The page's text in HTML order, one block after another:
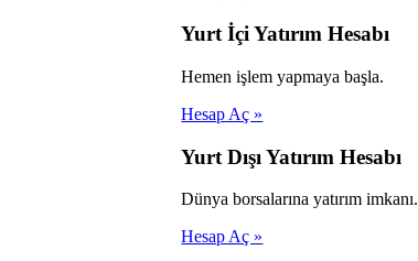
Yurt İçi Yatırım Hesabı
Hemen işlem yapmaya başla.
Hesap Aç »
Yurt Dışı Yatırım Hesabı
Dünya borsalarına yatırım imkanı.
Hesap Aç »